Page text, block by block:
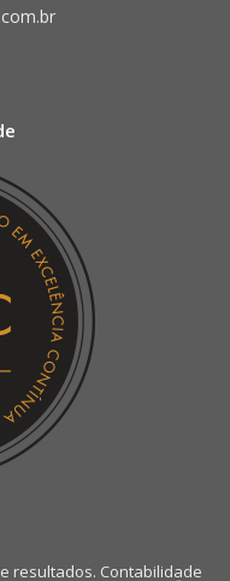
resultados. Contabilidade